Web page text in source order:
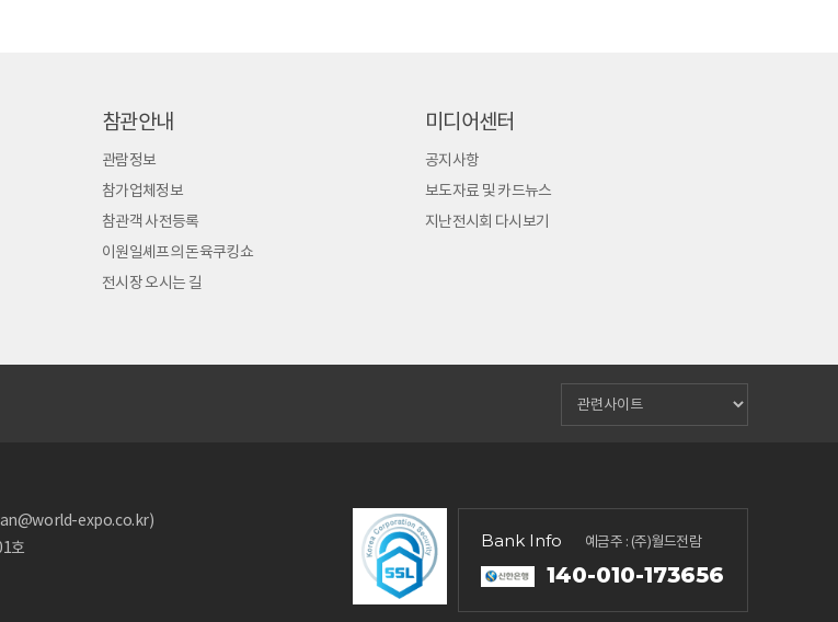
참관안내
관람정보
참가업체정보
참관객 사전등록
이원일셰프의 돈육쿠킹쇼
전시장 오시는 길
미디어센터
공지사항
보도자료 및 카드뉴스
지난전시회 다시보기
expo.co.kr)
호
Bank Info 예금주 : (주)월드전람
140-010-173656